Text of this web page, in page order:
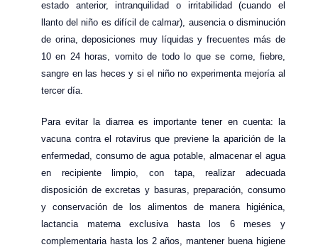
estado anterior, intranquilidad o irritabilidad (cuando el
llanto del niño es difícil de calmar), ausencia o disminución
de orina, deposiciones muy líquidas y frecuentes más de
10 en 24 horas, vomito de todo lo que se come, fiebre,
sangre en las heces y si el niño no experimenta mejoría al
tercer día.
Para evitar la diarrea es importante tener en cuenta: la
vacuna contra el rotavirus que previene la aparición de la
enfermedad, consumo de agua potable, almacenar el agua
en recipiente limpio, con tapa, realizar adecuada
disposición de excretas y basuras, preparación, consumo
y conservación de los alimentos de manera higiénica,
lactancia materna exclusiva hasta los 6 meses y
complementaria hasta los 2 años, mantener buena higiene